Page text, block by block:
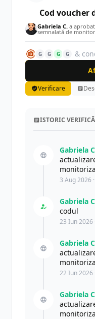
Cod voucher
Gabriela C. a
semnalată de
G G G G
&
Verificare
ISTORIC
Gabriela
3 Aug 2026
Gabriela
codul
23 Iun 2026
Gabriela
22 Iun 2026
Gabriela